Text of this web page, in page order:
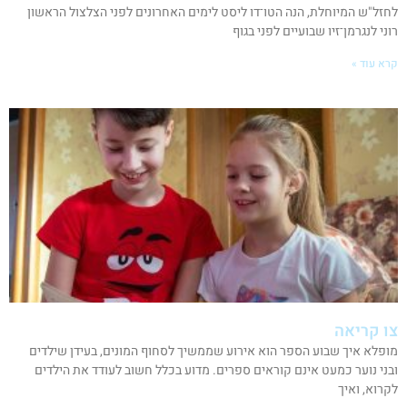
לחזל"ש המיוחלת, הנה הטו־דו ליסט לימים האחרונים לפני הצלצול הראשון
רוני לנגרמן־זיו שבועיים לפני בגוף
קרא עוד »
צו קריאה
מופלא איך שבוע הספר הוא אירוע שממשיך לסחוף המונים, בעידן שילדים
ובני נוער כמעט אינם קוראים ספרים. מדוע בכלל חשוב לעודד את הילדים
לקרוא, ואיך